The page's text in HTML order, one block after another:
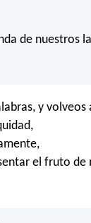
de nuestros
y volveos
el fruto de